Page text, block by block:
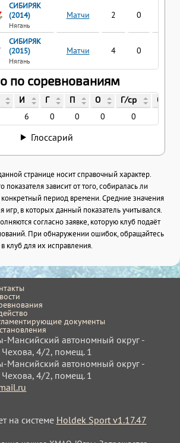
СИБИРЯК
(2014)
Нягань
Матчи 2 0
СИБИРЯК
(2015)
Нягань
Матчи 4 0
по соревнованиям
И Г П О Г/ср О/ср
6 0 0 0 0
Глоссарий
странице носит справочный характер.
показателя зависит от того, собиралась ли
конкретный период времени. Средние значения
игр, в которых данный показатель учитывался.
согласно заявке, которую клуб подаёт
При обнаружении ошибок, обращайтесь
в клуб для их исправления.
документы
Мансийский автономный округ -
Чехова, 4/2, помещ. 1
Мансийский автономный округ -
Чехова, 4/2, помещ. 1
на системе Holdek Sport v1.17.47